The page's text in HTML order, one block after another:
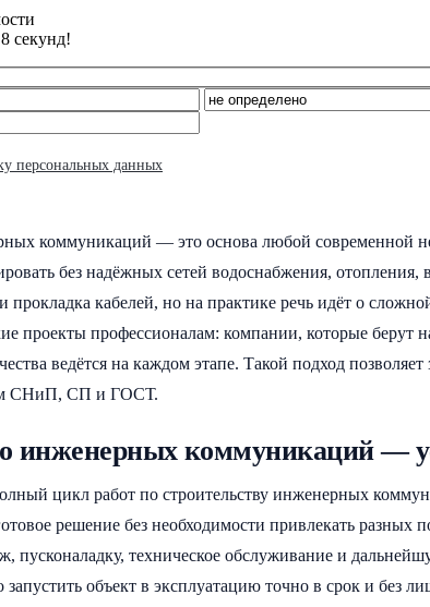
секунд!
персональных данных
коммуникаций — это основа любой
без надёжных сетей водоснабжения,
прокладка кабелей, но на практике речь идёт о
проекты профессионалам: компании, которые
ведётся на каждом этапе. Такой подход
СНиП, СП и ГОСТ.
инженерных коммуникаций —
цикл работ по строительству инженерных
решение без необходимости привлекать
пусконаладку, техническое обслуживание и
объект в эксплуатацию точно в срок и без